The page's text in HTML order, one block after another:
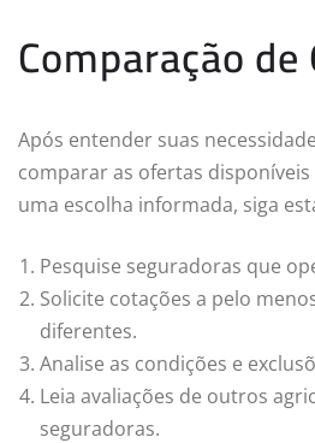
Comparação
Após entender suas
comparar as ofertas
uma escolha informada, siga
Pesquise seguradoras que
Solicite cotações a pelo
diferentes.
Analise as condições e
Leia avaliações de outros
seguradoras.